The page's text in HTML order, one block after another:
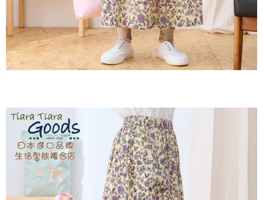
１．透過由恩沛科技股份有限公司提供之「AFTEE先享後付」服務完成之交
易，需依本服務之必要範圍內提供個人資料，並將交易相關給付款項請求債
權轉讓予恩沛科技股份有限公司。
２．關於個人資料處理事宜，請瀏覽以下網址：
https://aftee.tw/terms/#terms3
３．未成年的使用者請事先徵得法定代理人或監護人之同意方可使用
「AFTEE先享後付」，若未經同意申辦者引起之損失，本公司不負相關責
請求用戶進行身份認證。
５．嚴禁一人註冊多個帳號或使用他人資訊註冊。若發現惡意使用之情形，
恩沛科技股份有限公司將有權停止該用戶之使用額度並採取法律行動。
每筆NT$100，滿NT$2,000(含以上)免運費
黑貓宅急便(包裹尺寸90cm以下)
每筆NT$140，滿NT$2,000(含以上)免運費